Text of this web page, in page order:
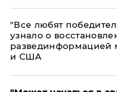
​"Все любят
узнало о
развединформацией
и США